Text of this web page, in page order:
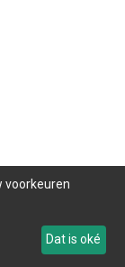
voorkeuren
Dat is oké